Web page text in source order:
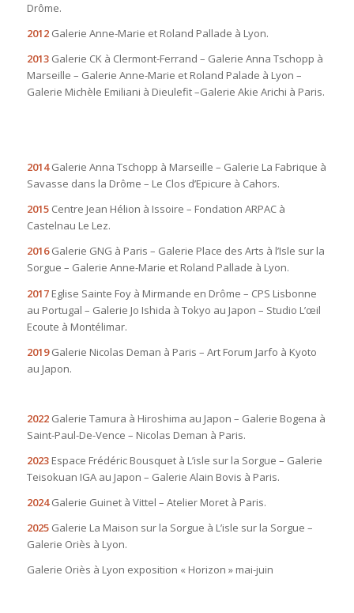
Drôme.
2012Galerie Anne-Marie et Roland Pallade à Lyon.
2013Galerie CK à Clermont-Ferrand – Galerie Anna Tschopp à
Marseille – Galerie Anne-Marie et Roland Palade à Lyon –
Galerie Michèle Emiliani à Dieulefit –Galerie Akie Arichi à Paris.
2014Galerie Anna Tschopp à Marseille – Galerie La Fabrique à
Savasse dans la Drôme – Le Clos d’Epicure à Cahors.
2015Centre Jean Hélion à Issoire – Fondation ARPAC à
Castelnau Le Lez.
2016Galerie GNG à Paris – Galerie Place des Arts à l’Isle sur la
Sorgue – Galerie Anne-Marie et Roland Pallade à Lyon.
2017Eglise Sainte Foy à Mirmande en Drôme – CPS Lisbonne
au Portugal – Galerie Jo Ishida à Tokyo au Japon – Studio L’œil
Ecoute à Montélimar.
2019Galerie Nicolas Deman à Paris – Art Forum Jarfo à Kyoto
au Japon.
2022Galerie Tamura à Hiroshima au Japon – Galerie Bogena à
Saint-Paul-De-Vence – Nicolas Deman à Paris.
2023Espace Frédéric Bousquet à L’isle sur la Sorgue – Galerie
Teisokuan IGA au Japon – Galerie Alain Bovis à Paris.
2024Galerie Guinet à Vittel – Atelier Moret à Paris.
2025Galerie La Maison sur la Sorgue à L’isle sur la Sorgue –
Galerie Oriès à Lyon.
Galerie Oriès à Lyon exposition « Horizon » mai-juin